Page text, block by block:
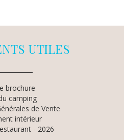
UTILES
brochure
camping
de Vente
intérieur
- 2026